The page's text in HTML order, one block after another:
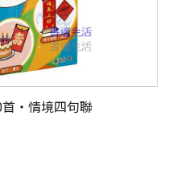
・情境四句聯